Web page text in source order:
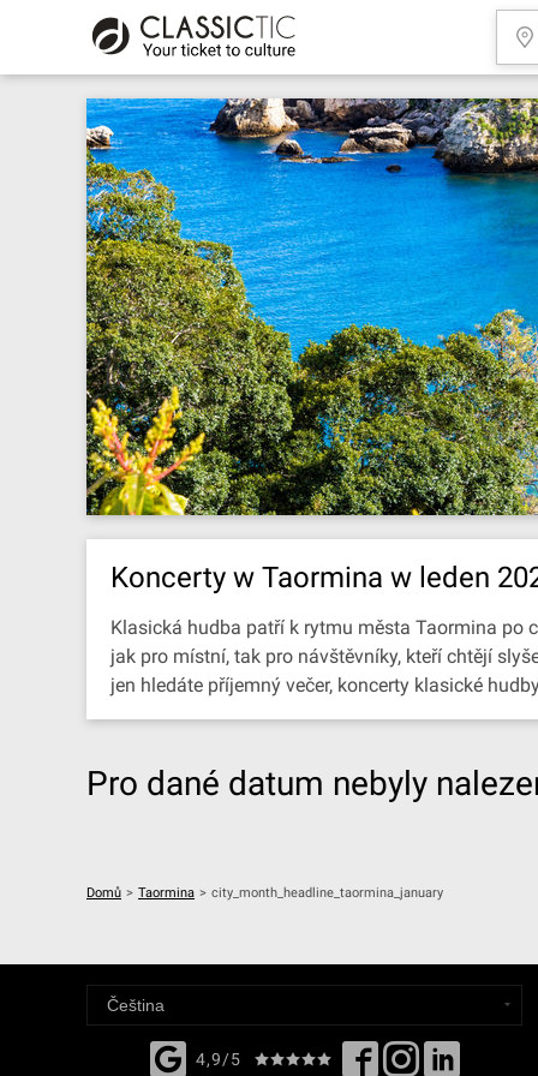
Koncerty w Taormina w leden
Klasická hudba patří k rytmu města Taormina po
jak pro místní, tak pro návštěvníky, kteří chtějí
jen hledáte příjemný večer, koncerty klasické
Pro dané datum nebyly
Domů > Taormina > city_month_headline_taormina_january
4,9/5